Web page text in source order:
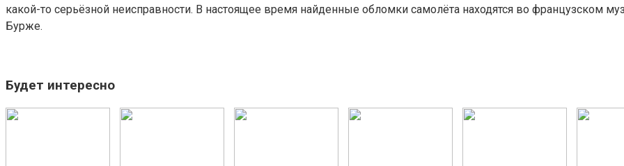
какой-то серьёзной неисправности. В настоящее время найденные обломки самолёта находятся во французском
Бурже.
Будет интересно